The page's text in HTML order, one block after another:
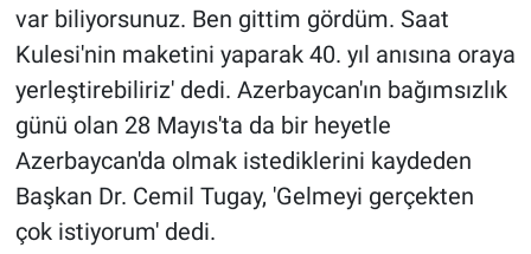
var biliyorsunuz. Ben gittim gördüm. Saat
Kulesi'nin maketini yaparak 40. yıl anısına oraya
yerleştirebiliriz' dedi. Azerbaycan'ın bağımsızlık
günü olan 28 Mayıs'ta da bir heyetle
Azerbaycan'da olmak istediklerini kaydeden
Başkan Dr. Cemil Tugay, 'Gelmeyi gerçekten
çok istiyorum' dedi.